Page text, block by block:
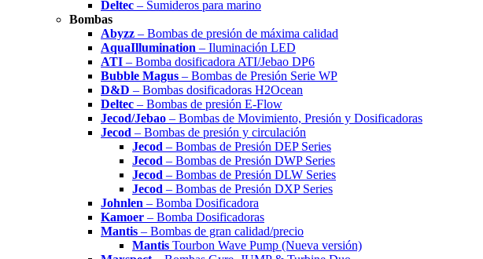
Deltec – Sumideros para marino
Bombas
Abyzz – Bombas de presión de máxima calidad
AquaIllumination – Iluminación LED
ATI – Bomba dosificadora ATI/Jebao DP6
Bubble Magus – Bombas de Presión Serie WP
D&D – Bombas dosificadoras H2Ocean
Deltec – Bombas de presión E-Flow
Jecod/Jebao – Bombas de Movimiento, Presión y Dosificadoras
Jecod – Bombas de presión y circulación
Jecod – Bombas de Presión DEP Series
Jecod – Bombas de Presión DWP Series
Jecod – Bombas de Presión DLW Series
Jecod – Bombas de Presión DXP Series
Johnlen – Bomba Dosificadora
Kamoer – Bomba Dosificadoras
Mantis – Bombas de gran calidad/precio
Mantis Tourbon Wave Pump (Nueva versión)